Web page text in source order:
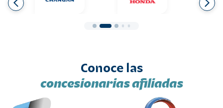
Conoce las
concesionarias afiliadas